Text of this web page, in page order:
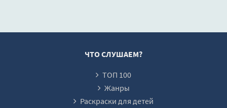
Ãðåõîïàäåíèå (÷àñòü ïÿòàÿ)
Ãðåõîïàäåíèå (÷àñòü äåâÿòàÿ)
ЧТО СЛУШАЕМ?
ТОП 100
Жанры
Раскраски для детей